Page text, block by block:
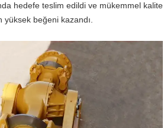
hedefe teslim edildi ve mükemmel kalite
beğeni kazandı.